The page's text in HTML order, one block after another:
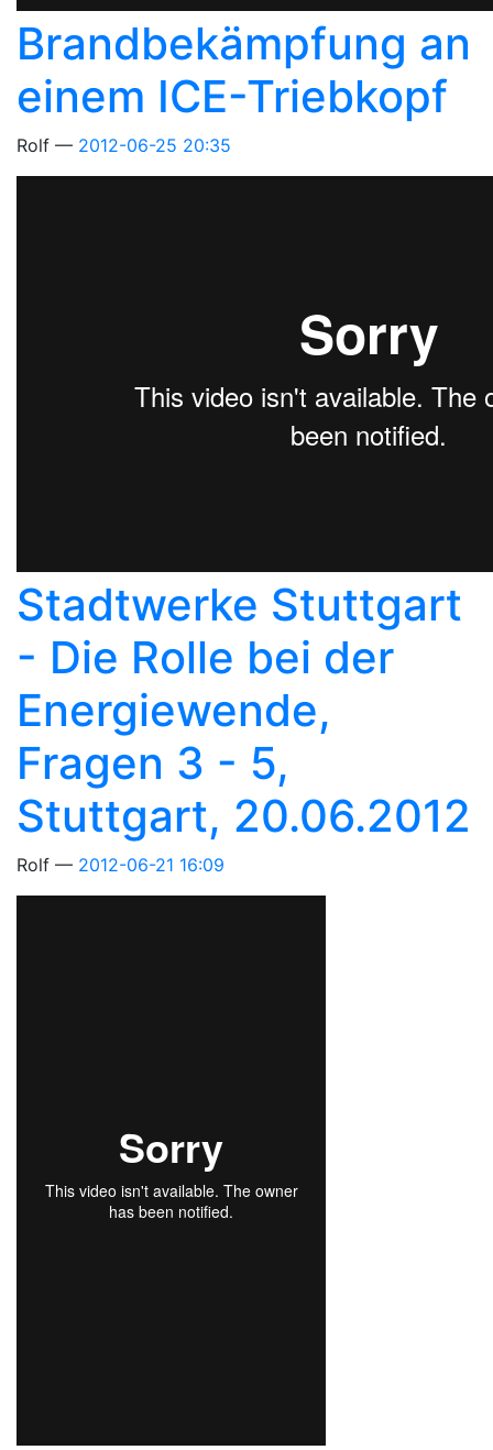
Brandbekämpfung an
einem ICE-Triebkopf
Rolf 2012-06-25 20:35
Stadtwerke Stuttgart
- Die Rolle bei der
Energiewende,
Fragen 3 - 5,
Stuttgart, 20.06.2012
Rolf 2012-06-21 16:09